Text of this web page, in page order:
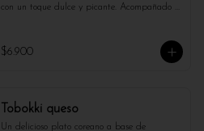
con un toque dulce y picante. Acompañado
sabor.
$6.900
Tobokki queso
Un delicioso plato coreano a base de